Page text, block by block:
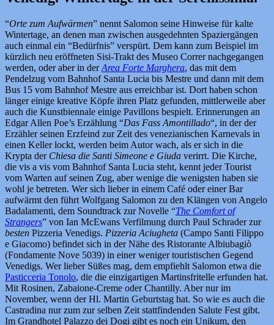
“Orte zum Aufwärmen” nennt Salomon seine Hinweise für kalte
Wintertage, an denen man zwischen ausgedehnten Spaziergängen
auch einmal ein “Bedürfnis” verspürt. Dem kann zum Beispiel im
kürzlich neu eröffneten Sisi-Trakt des Museo Correr nachgegangen
werden, oder aber in derArea Forte Marghera, das mit dem
Pendelzug vom Bahnhof Santa Lucia bis Mestre und dann mit dem
Bus 15 vom Bahnhof Mestre aus erreichbar ist. Dort haben schon
länger einige kreative Köpfe ihren Platz gefunden, mittlerweile aber
auch die Kunstbiennale einige Pavillons bespielt. Erinnerungen an
Edgar Allen Poe’s Erzählung “Das Fass Amontillado“, in der der
Erzähler seinen Erzfeind zur Zeit des venezianischen Karnevals in
einen Keller lockt, werden beim Autor wach, als er sich in die
Krypta der Chiesa die Santi Simeone e Giuda verirrt. Die Kirche,
die vis a vis vom Bahnhof Santa Lucia steht, kennt jeder Tourist
vom Warten auf seinen Zug, aber wenige die wenigsten haben sie
wohl je betreten. Wer sich lieber in einem Café oder einer Bar
aufwärmt den führt Wolfgang Salomon zu den Klängen von Angelo
Badalamenti, dem Soundtrack zur Novelle “The Comfort of
Strangers” von Ian McEwans Verfilmung durch Paul Schrader zur
besten Pizzeria Venedigs. Pizzeria Aciugheta (Campo Santi Filippo
e Giacomo) befindet sich in der Nähe des Ristorante Albiubagiò
(Fondamente Nove 5039) in einer weniger touristischen Gegend
Venedigs. Wer lieber Süßes mag, dem empfiehlt Salomon etwa die
Pasticceria Tonolo, die die einzigartigen Martinsfritelle erfunden hat.
Mit Rosinen, Zabaione-Creme oder Chantilly. Aber nur im
November, wenn der Hl. Martin Geburtstag hat. So wie es auch die
Castradina nur zum zur selben Zeit stattfindenden Salute Fest gibt.
Im Grandhotel Palazzo dei Dogi gibt es noch ein Unikum, den